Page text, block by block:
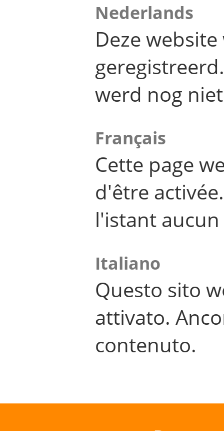
Nederlands
Deze
werd nog
Français
Cette page
d'être
l'istant
Italiano
Questo sito
attivato.
contenuto.